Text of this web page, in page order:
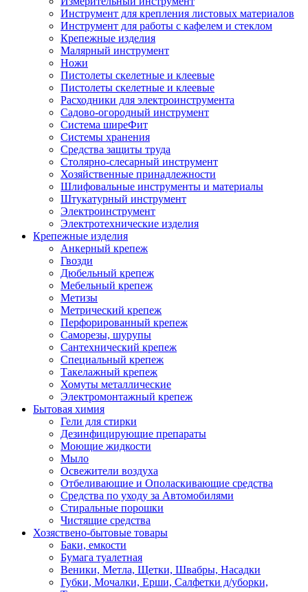
Инструмент для крепления листовых материалов
Инструмент для работы с кафелем и стеклом
Крепежные изделия
Малярный инструмент
Ножи
Пистолеты скелетные и клеевые
Пистолеты скелетные и клеевые
Расходники для электроинструмента
Садово-огородный инструмент
Система ширеФит
Системы хранения
Средства защиты труда
Столярно-слесарный инструмент
Хозяйственные принадлежности
Шлифовальные инструменты и материалы
Штукатурный инструмент
Электроинструмент
Электротехнические изделия
Крепежные изделия
Анкерный крепеж
Гвозди
Дюбельный крепеж
Мебельный крепеж
Метизы
Метрический крепеж
Перфорированный крепеж
Саморезы, шурупы
Сантехнический крепеж
Специальный крепеж
Такелажный крепеж
Хомуты металлические
Электромонтажный крепеж
Бытовая химия
Гели для стирки
Дезинфицирующие препараты
Моющие жидкости
Мыло
Освежители воздуха
Отбеливающие и Ополаскивающие средства
Средства по уходу за Автомобилями
Стиральные порошки
Чистящие средства
Хозяствено-бытовые товары
Баки, емкости
Бумага туалетная
Веники, Метла, Щетки, Швабры, Насадки
Губки, Мочалки, Ерши, Салфетки д/уборки,